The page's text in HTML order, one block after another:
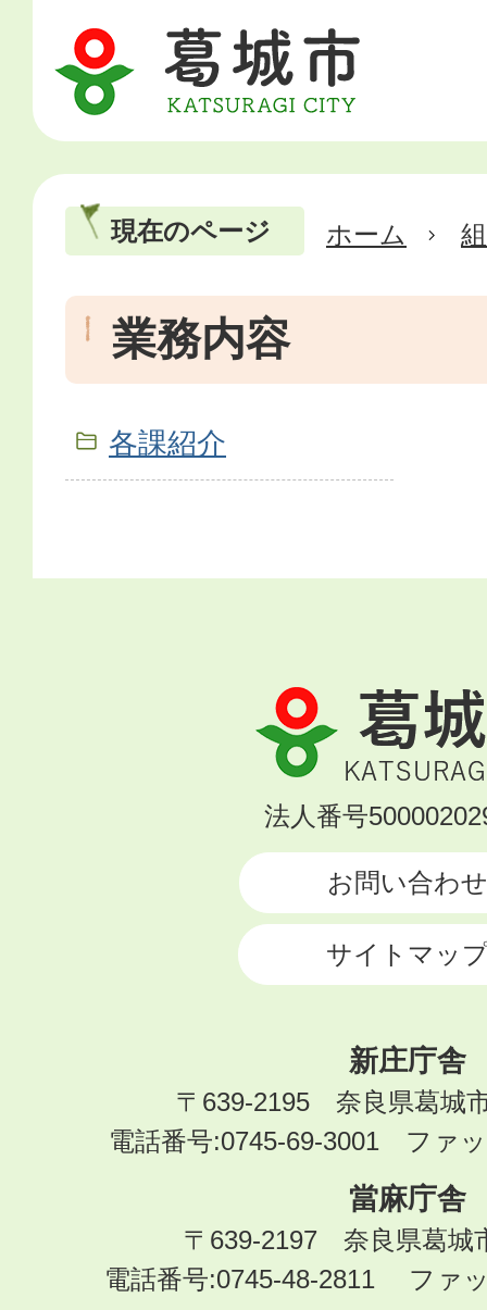
現在のページ ホーム
業務内容
各課紹介
葛
城
市
KATSURAGI
法人番号
お問い合わせ
サイトマッ
新庄庁舎
〒639-2195 奈良県葛城
電話番号:0745-69-3001 ファ
當麻庁舎
〒639-2197 奈良県葛城
電話番号:0745-48-2811 ファ